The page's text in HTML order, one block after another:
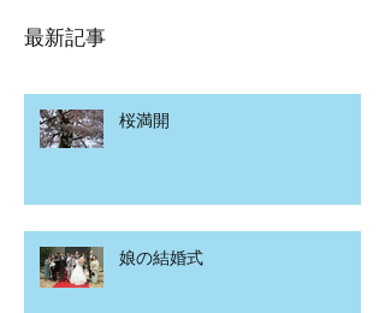
最新記事
桜満開
娘の結婚式